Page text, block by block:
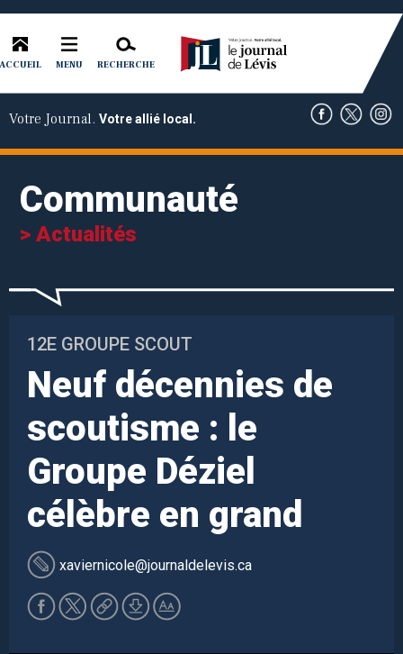
ACCUEIL MENU RECHERCHE
Votre Journal. Votre allié local.
Communauté
> Actualités
12E GROUPE SCOUT
Neuf décennies de
scoutisme : le
Groupe Déziel
célèbre en grand
xaviernicole@journaldelevis.ca